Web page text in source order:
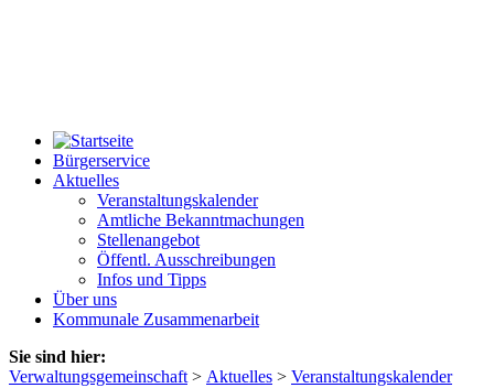
Bürgerservice
Aktuelles
Veranstaltungskalender
Amtliche Bekanntmachungen
Stellenangebot
Öffentl. Ausschreibungen
Infos und Tipps
Über uns
Kommunale Zusammenarbeit
Sie sind hier:
Verwaltungsgemeinschaft > Aktuelles > Veranstaltungskalender